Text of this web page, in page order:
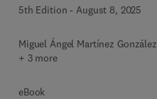
5th Edition -August 8, 2025
Miguel Ángel Martínez González
+ 3 more
eBook